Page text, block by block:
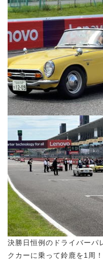
決勝日恒例のドライバーパ
クカーに乗って鈴鹿を1周！